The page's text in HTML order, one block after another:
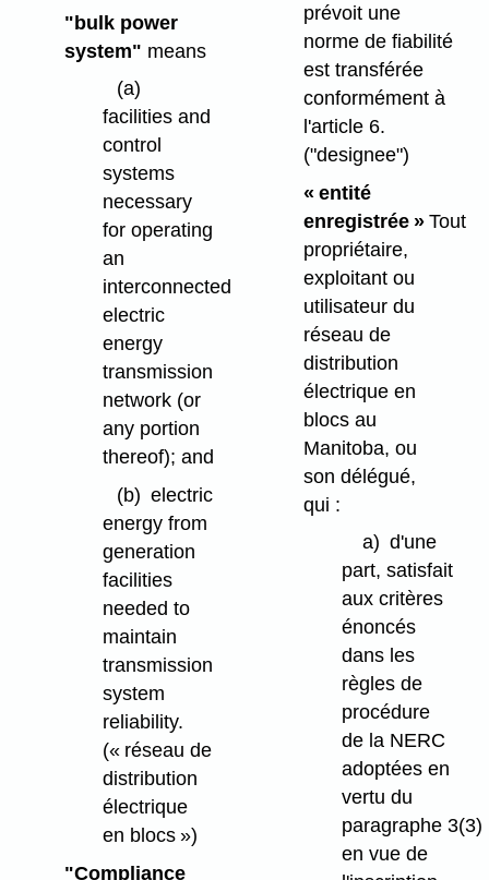
"bulk power
system" means
(a)
facilities and
control
systems
necessary
for operating
an
interconnected
electric
energy
transmission
network (or
any portion
thereof); and
(b) electric
energy from
generation
facilities
needed to
maintain
transmission
system
reliability.
(« réseau de
distribution
électrique
en blocs »)
"Compliance
prévoit une
norme de fiabilité
est transférée
conformément à
l'article 6.
("designee")
« entité
enregistrée »Tout
propriétaire,
exploitant ou
utilisateur du
réseau de
distribution
électrique en
blocs au
Manitoba, ou
son délégué,
qui :
a) d'une
part, satisfait
aux critères
énoncés
dans les
règles de
procédure
de la NERC
adoptées en
vertu du
paragraphe 3(3)
en vue de